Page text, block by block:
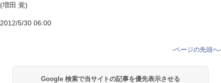
(増田 覚)
2012/5/30 06:00
-ページの先頭へ-
Google 検索で当サイトの記事を優先表示させる